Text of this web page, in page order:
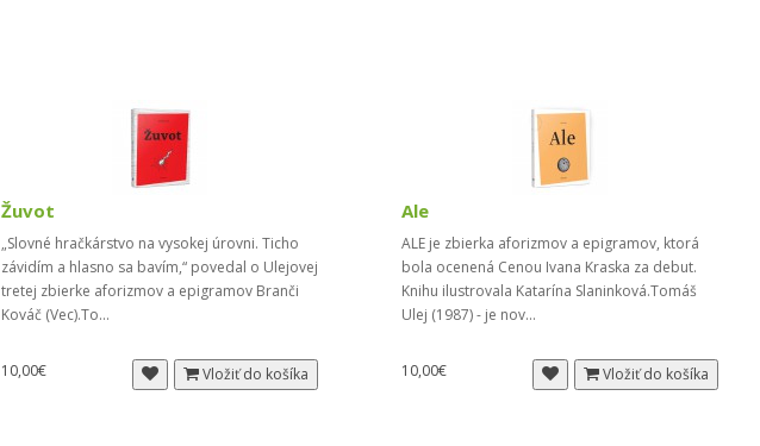
Žuvot
„Slovné hračkárstvo na vysokej úrovni. Ticho
závidím a hlasno sa bavím,“ povedal o Ulejovej
tretej zbierke aforizmov a epigramov Branči
Kováč (Vec).To...
10,00€ Vložiť do košíka
Ale
ALE je zbierka aforizmov a epigramov, ktorá
bola ocenená Cenou Ivana Kraska za debut.
Knihu ilustrovala Katarína Slaninková.Tomáš
Ulej (1987) - je nov...
10,00€ Vložiť do košíka